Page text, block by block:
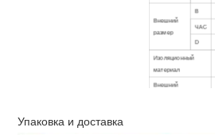
Внешний
размер
В
ЧАС
D
Изоляционный
материал
Внешний
Упаковка и доставка